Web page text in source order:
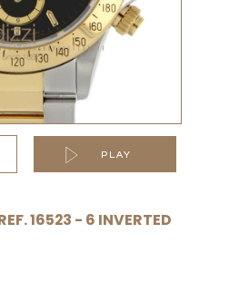
PLAY
16523 - 6 INVERTED